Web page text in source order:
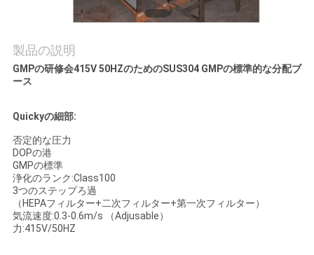
絡
く
だ
さ
い
ニ
ュ
製品の説明
GMPの研修会415V 50HZのためのSUS304 GMPの標準的な分配ブ
ース
Quickyの細部:
否定的な圧力
DOPの港
GMPの標準
浄化のランク:Class100
3つのステップろ過
（HEPAフィルター+二次フィルター+第一次フィルター）
気流速度:0.3-0.6m/s （Adjusable）
力:415V/50HZ